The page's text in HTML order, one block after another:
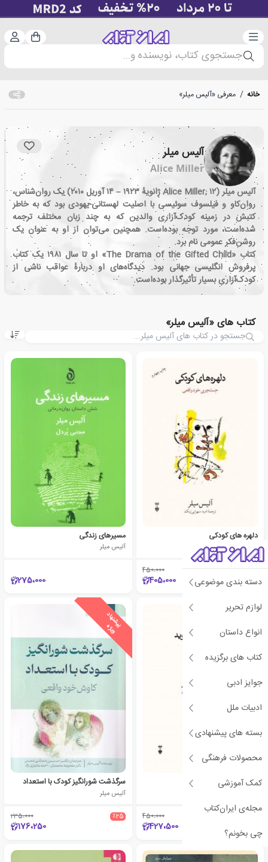
دسته‌بندی سبد
جستجوی کتاب، نویسنده و...
دسته بندی موضوعی
لوازم تحریر
انواع داستان
کتاب های برگزیده
جوایز ادبی
ادبیات ملل
بسته های پیشنهادی
محصولات فرهنگی
کمک آموزشی
مجله‌ی ایران‌کتاب
چی بخونم؟
خانه / معرفی «آلیس میلر»
آلیس میلر
Alice Miller
آلیس میلر (Alice Miller; ۱۲ ژانویهٔ ۱۹۲۳ – ۱۴ آوریل ۲۰۱۰) یک روان‌شناس،
روان‌کاو و فیلسوف سوئیسی با اصلیت لهستانی-یهودی بود که به خاطر
کتبش در زمینه کودک‌آزاری والدین که به چند زبان مختلف ترجمه
شده‌است، مورد توجه بوده‌است. همچنین می‌توان از او به عنوان یک
روشن‌فکر عمومی نام برد.
کتاب «The Drama of the Gifted Child» او تا سال ۱۹۸۱ یک کتاب
پرفروش انگلیسی جهانی بود. دیدگاه‌های او دربارهٔ عواقب ناشی از
کودک‌آزاری بسیار تأثیرگذار بوده‌است.
کتاب های «آلیس میلر»
دلهره های کودکی
آلیس میلر
٪10 450،000
405،000
مسیرهای زندگی
آلیس میلر
275،000
بدن هرگز دروغ نمی گوید
450،000
427،500
پ
ی
ش
ن
ه
ا
د
و
ی
ژ
ه
سرگذشت شورانگیز کودک با استعداد
آلیس میلر
٪25 235،000
176،250